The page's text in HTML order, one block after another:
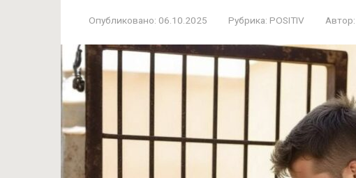
Опубликовано: 06.10.2025 Рубрика: POSITIV Автор: